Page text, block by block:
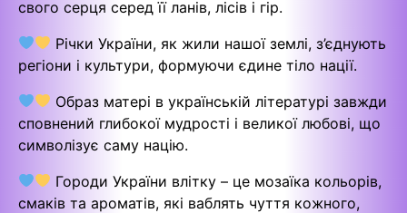
свого серця серед її ланів, лісів і гір.
Річки України, як жили нашої землі, з’єднують
регіони і культури, формуючи єдине тіло нації.
Образ матері в українській літературі завжди
сповнений глибокої мудрості і великої любові, що
символізує саму націю.
Городи України влітку – це мозаїка кольорів,
смаків та ароматів, які ваблять чуття кожного,